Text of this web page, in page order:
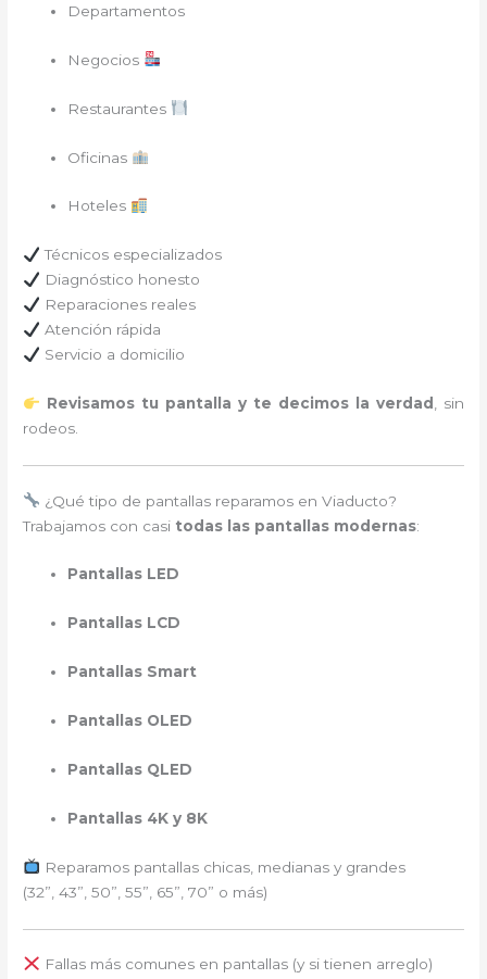
Departamentos
Negocios
Restaurantes
Oficinas
Hoteles
Técnicos especializados
Diagnóstico honesto
Reparaciones reales
Atención rápida
Servicio a domicilio
Revisamos tu pantalla y te decimos la verdad
, sin
rodeos.
¿Qué tipo de pantallas reparamos en Viaducto?
Trabajamos con casi todas las pantallas modernas:
Pantallas LED
Pantallas LCD
Pantallas Smart
Pantallas OLED
Pantallas QLED
Pantallas 4K y 8K
Reparamos pantallas chicas, medianas y grandes
(32”, 43”, 50”, 55”, 65”, 70” o más)
Fallas más comunes en pantallas (y si tienen arreglo)